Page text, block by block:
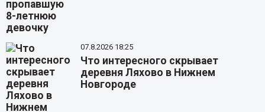
07.8.2026 18:25
Что интересного скрывает
деревня Ляхово в Нижнем
Новгороде